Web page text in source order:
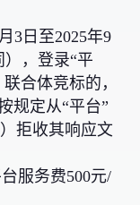
3日至2025年9
），登录“平
合体竞标的，
规定从“平台”
拒收其响应文
服务费500元/